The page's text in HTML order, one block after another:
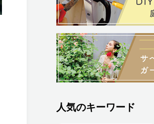
人気のキーワード